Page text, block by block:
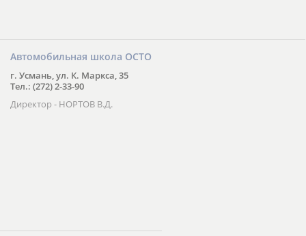
Автомобильная школа ОСТО
г. Усмань, ул. К. Маркса, 35
Тел.: (272) 2-33-90
Директор - НОРТОВ В.Д.